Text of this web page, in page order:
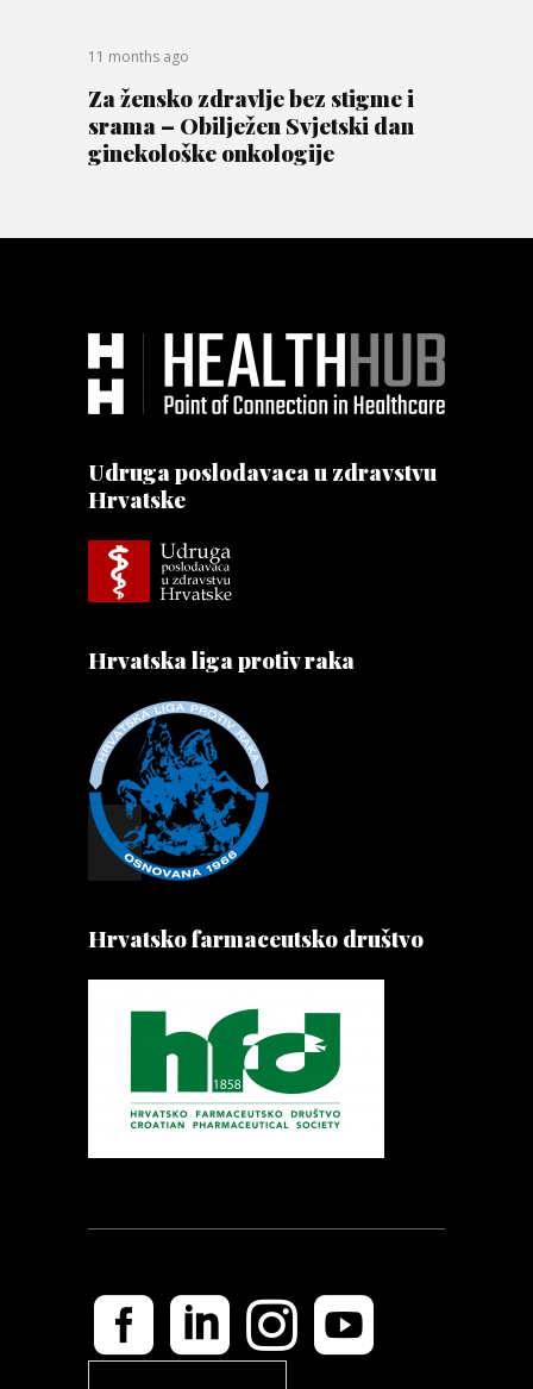
11 months ago
Za žensko zdravlje bez stigme i
srama – Obilježen Svjetski dan
ginekološke onkologije
Udruga poslodavaca u zdravstvu
Hrvatske
Hrvatska liga protiv raka
Hrvatsko farmaceutsko društvo